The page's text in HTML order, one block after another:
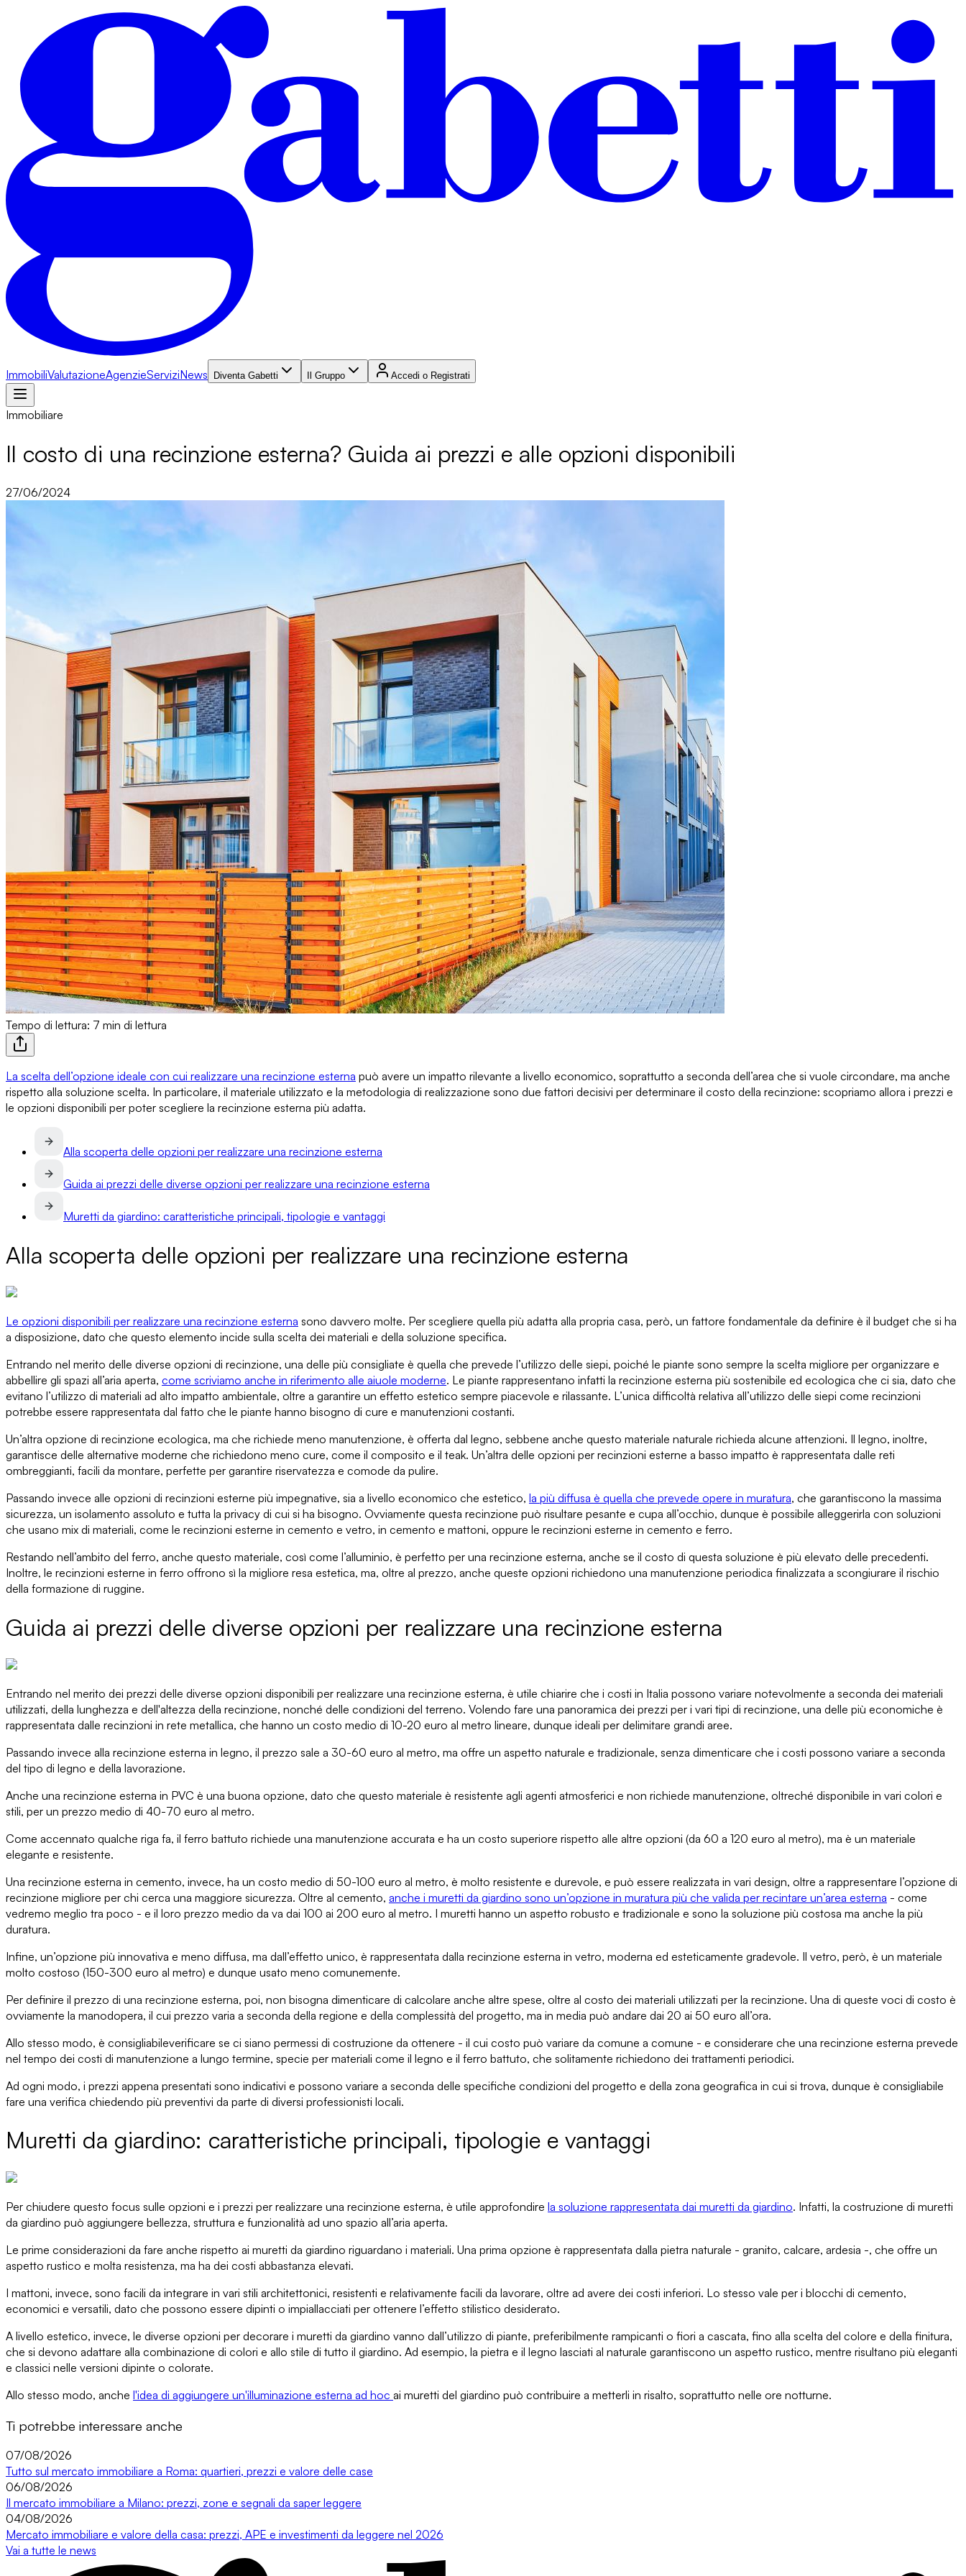
ImmobiliValutazioneAgenzieServiziNews Diventa Gabetti Il Gruppo Accedi o Registrati
Immobiliare
Il costo di una recinzione esterna? Guida ai prezzi e alle opzioni disponibili
27/06/2024
Tempo di lettura: 7 min di lettura
La scelta dell’opzione ideale con cui realizzare una recinzione esterna può avere un impatto rilevante a livello economico, soprattutto a seconda dell’area che si vuole circondare, ma anche
rispetto alla soluzione scelta. In particolare, il materiale utilizzato e la metodologia di realizzazione sono due fattori decisivi per determinare il costo della recinzione: scopriamo allora i prezzi e
le opzioni disponibili per poter scegliere la recinzione esterna più adatta.
Alla scoperta delle opzioni per realizzare una recinzione esterna
Guida ai prezzi delle diverse opzioni per realizzare una recinzione esterna
Muretti da giardino: caratteristiche principali, tipologie e vantaggi
Alla scoperta delle opzioni per realizzare una recinzione esterna
Le opzioni disponibili per realizzare una recinzione esterna sono davvero molte. Per scegliere quella più adatta alla propria casa, però, un fattore fondamentale da definire è il budget che si ha
a disposizione, dato che questo elemento incide sulla scelta dei materiali e della soluzione specifica.
Entrando nel merito delle diverse opzioni di recinzione, una delle più consigliate è quella che prevede l’utilizzo delle siepi, poiché le piante sono sempre la scelta migliore per organizzare e
abbellire gli spazi all’aria aperta, come scriviamo anche in riferimento alle aiuole moderne. Le piante rappresentano infatti la recinzione esterna più sostenibile ed ecologica che ci sia, dato che
evitano l’utilizzo di materiali ad alto impatto ambientale, oltre a garantire un effetto estetico sempre piacevole e rilassante. L’unica difficoltà relativa all’utilizzo delle siepi come recinzioni
potrebbe essere rappresentata dal fatto che le piante hanno bisogno di cure e manutenzioni costanti.
Un’altra opzione di recinzione ecologica, ma che richiede meno manutenzione, è offerta dal legno, sebbene anche questo materiale naturale richieda alcune attenzioni. Il legno, inoltre,
garantisce delle alternative moderne che richiedono meno cure, come il composito e il teak. Un’altra delle opzioni per recinzioni esterne a basso impatto è rappresentata dalle reti
ombreggianti, facili da montare, perfette per garantire riservatezza e comode da pulire.
Passando invece alle opzioni di recinzioni esterne più impegnative, sia a livello economico che estetico, la più diffusa è quella che prevede opere in muratura, che garantiscono la massima
sicurezza, un isolamento assoluto e tutta la privacy di cui si ha bisogno. Ovviamente questa recinzione può risultare pesante e cupa all’occhio, dunque è possibile alleggerirla con soluzioni
che usano mix di materiali, come le recinzioni esterne in cemento e vetro, in cemento e mattoni, oppure le recinzioni esterne in cemento e ferro.
Restando nell’ambito del ferro, anche questo materiale, così come l’alluminio, è perfetto per una recinzione esterna, anche se il costo di questa soluzione è più elevato delle precedenti.
Inoltre, le recinzioni esterne in ferro offrono sì la migliore resa estetica, ma, oltre al prezzo, anche queste opzioni richiedono una manutenzione periodica finalizzata a scongiurare il rischio
della formazione di ruggine.
Guida ai prezzi delle diverse opzioni per realizzare una recinzione esterna
Entrando nel merito dei prezzi delle diverse opzioni disponibili per realizzare una recinzione esterna, è utile chiarire che i costi in Italia possono variare notevolmente a seconda dei materiali
utilizzati, della lunghezza e dell'altezza della recinzione, nonché delle condizioni del terreno. Volendo fare una panoramica dei prezzi per i vari tipi di recinzione, una delle più economiche è
rappresentata dalle recinzioni in rete metallica, che hanno un costo medio di 10-20 euro al metro lineare, dunque ideali per delimitare grandi aree.
Passando invece alla recinzione esterna in legno, il prezzo sale a 30-60 euro al metro, ma offre un aspetto naturale e tradizionale, senza dimenticare che i costi possono variare a seconda
del tipo di legno e della lavorazione.
Anche una recinzione esterna in PVC è una buona opzione, dato che questo materiale è resistente agli agenti atmosferici e non richiede manutenzione, oltreché disponibile in vari colori e
stili, per un prezzo medio di 40-70 euro al metro.
Come accennato qualche riga fa, il ferro battuto richiede una manutenzione accurata e ha un costo superiore rispetto alle altre opzioni (da 60 a 120 euro al metro), ma è un materiale
elegante e resistente.
Una recinzione esterna in cemento, invece, ha un costo medio di 50-100 euro al metro, è molto resistente e durevole, e può essere realizzata in vari design, oltre a rappresentare l’opzione di
recinzione migliore per chi cerca una maggiore sicurezza. Oltre al cemento, anche i muretti da giardino sono un’opzione in muratura più che valida per recintare un’area esterna - come
vedremo meglio tra poco - e il loro prezzo medio da va dai 100 ai 200 euro al metro. I muretti hanno un aspetto robusto e tradizionale e sono la soluzione più costosa ma anche la più
duratura.
Infine, un’opzione più innovativa e meno diffusa, ma dall’effetto unico, è rappresentata dalla recinzione esterna in vetro, moderna ed esteticamente gradevole. Il vetro, però, è un materiale
molto costoso (150-300 euro al metro) e dunque usato meno comunemente.
Per definire il prezzo di una recinzione esterna, poi, non bisogna dimenticare di calcolare anche altre spese, oltre al costo dei materiali utilizzati per la recinzione. Una di queste voci di costo è
ovviamente la manodopera, il cui prezzo varia a seconda della regione e della complessità del progetto, ma in media può andare dai 20 ai 50 euro all’ora.
Allo stesso modo, è consigliabileverificare se ci siano permessi di costruzione da ottenere - il cui costo può variare da comune a comune - e considerare che una recinzione esterna prevede
nel tempo dei costi di manutenzione a lungo termine, specie per materiali come il legno e il ferro battuto, che solitamente richiedono dei trattamenti periodici.
Ad ogni modo, i prezzi appena presentati sono indicativi e possono variare a seconda delle specifiche condizioni del progetto e della zona geografica in cui si trova, dunque è consigliabile
fare una verifica chiedendo più preventivi da parte di diversi professionisti locali.
Muretti da giardino: caratteristiche principali, tipologie e vantaggi
Per chiudere questo focus sulle opzioni e i prezzi per realizzare una recinzione esterna, è utile approfondire la soluzione rappresentata dai muretti da giardino. Infatti, la costruzione di muretti
da giardino può aggiungere bellezza, struttura e funzionalità ad uno spazio all’aria aperta.
Le prime considerazioni da fare anche rispetto ai muretti da giardino riguardano i materiali. Una prima opzione è rappresentata dalla pietra naturale - granito, calcare, ardesia -, che offre un
aspetto rustico e molta resistenza, ma ha dei costi abbastanza elevati.
I mattoni, invece, sono facili da integrare in vari stili architettonici, resistenti e relativamente facili da lavorare, oltre ad avere dei costi inferiori. Lo stesso vale per i blocchi di cemento,
economici e versatili, dato che possono essere dipinti o impiallacciati per ottenere l’effetto stilistico desiderato.
A livello estetico, invece, le diverse opzioni per decorare i muretti da giardino vanno dall’utilizzo di piante, preferibilmente rampicanti o fiori a cascata, fino alla scelta del colore e della finitura,
che si devono adattare alla combinazione di colori e allo stile di tutto il giardino. Ad esempio, la pietra e il legno lasciati al naturale garantiscono un aspetto rustico, mentre risultano più eleganti
e classici nelle versioni dipinte o colorate.
Allo stesso modo, anche l'idea di aggiungere un'illuminazione esterna ad hoc ai muretti del giardino può contribuire a metterli in risalto, soprattutto nelle ore notturne.
Ti potrebbe interessare anche
07/08/2026
Tutto sul mercato immobiliare a Roma: quartieri, prezzi e valore delle case
06/08/2026
Il mercato immobiliare a Milano: prezzi, zone e segnali da saper leggere
04/08/2026
Mercato immobiliare e valore della casa: prezzi, APE e investimenti da leggere nel 2026
Vai a tutte le news